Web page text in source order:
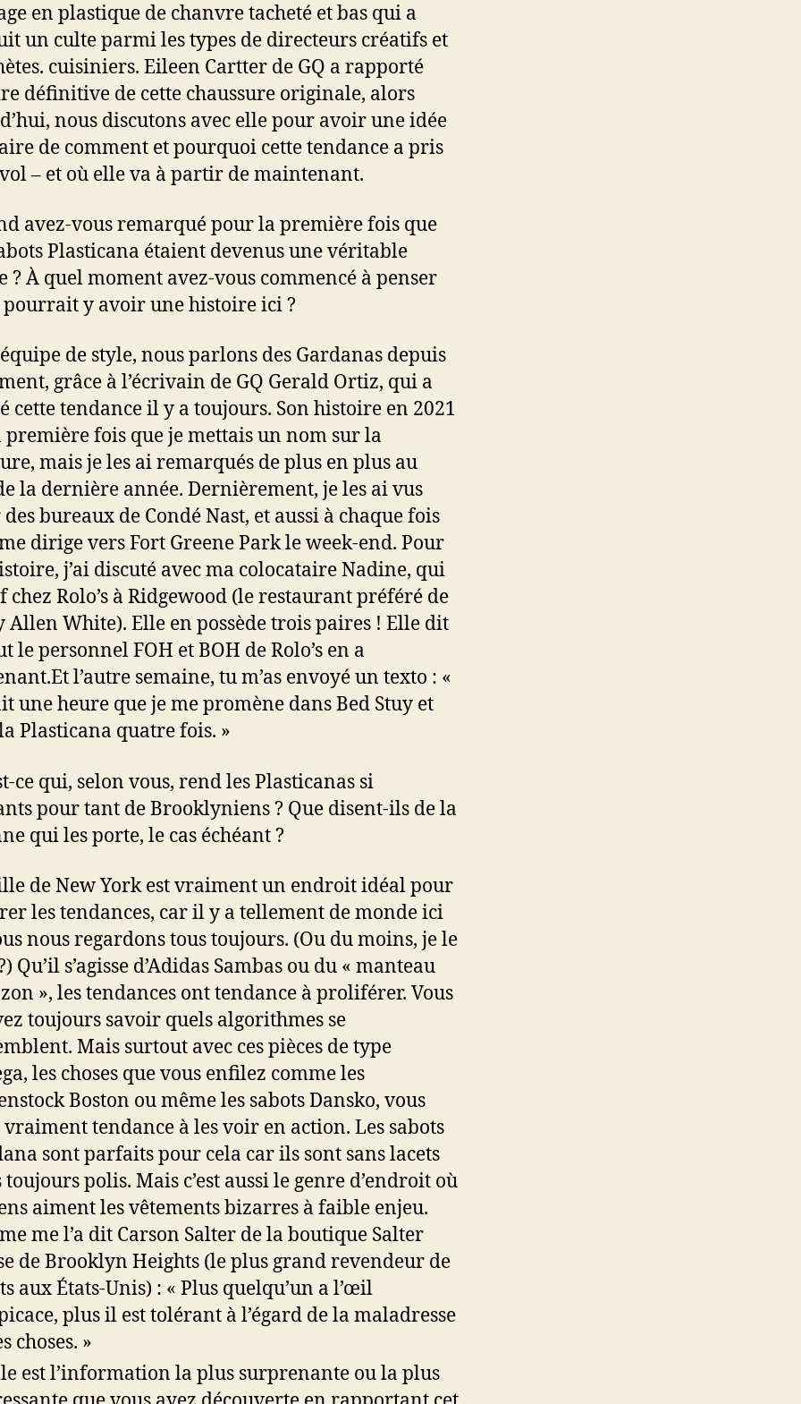
en plastique de chanvre tacheté et bas qui a
un culte parmi les types de directeurs créatifs et
cuisiniers. Eileen Cartter de GQ a rapporté
définitive de cette chaussure originale, alors
nous discutons avec elle pour avoir une idée
de comment et pourquoi cette tendance a pris
– et où elle va à partir de maintenant.
avez-vous remarqué pour la première fois que
Plasticana étaient devenus une véritable
? À quel moment avez-vous commencé à penser
pourrait y avoir une histoire ici ?
de style, nous parlons des Gardanas depuis
grâce à l’écrivain de GQ Gerald Ortiz, qui a
cette tendance il y a toujours. Son histoire en 2021
première fois que je mettais un nom sur la
mais je les ai remarqués de plus en plus au
la dernière année. Dernièrement, je les ai vus
bureaux de Condé Nast, et aussi à chaque fois
dirige vers Fort Greene Park le week-end. Pour
j’ai discuté avec ma colocataire Nadine, qui
chez Rolo’s à Ridgewood (le restaurant préféré de
Allen White). Elle en possède trois paires ! Elle dit
le personnel FOH et BOH de Rolo’s en a
l’autre semaine, tu m’as envoyé un texto : «
une heure que je me promène dans Bed Stuy et
Plasticana quatre fois. »
ce qui, selon vous, rend les Plasticanas si
pour tant de Brooklyniens ? Que disent-ils de la
qui les porte, le cas échéant ?
de New York est vraiment un endroit idéal pour
les tendances, car il y a tellement de monde ici
nous regardons tous toujours. (Ou du moins, je le
Qu’il s’agisse d’Adidas Sambas ou du « manteau
», les tendances ont tendance à proliférer. Vous
toujours savoir quels algorithmes se
Mais surtout avec ces pièces de type
les choses que vous enfilez comme les
Boston ou même les sabots Dansko, vous
vraiment tendance à les voir en action. Les sabots
sont parfaits pour cela car ils sont sans lacets
polis. Mais c’est aussi le genre d’endroit où
aiment les vêtements bizarres à faible enjeu.
me l’a dit Carson Salter de la boutique Salter
de Brooklyn Heights (le plus grand revendeur de
aux États-Unis) : « Plus quelqu’un a l’œil
plus il est tolérant à l’égard de la maladresse
choses. »
est l’information la plus surprenante ou la plus